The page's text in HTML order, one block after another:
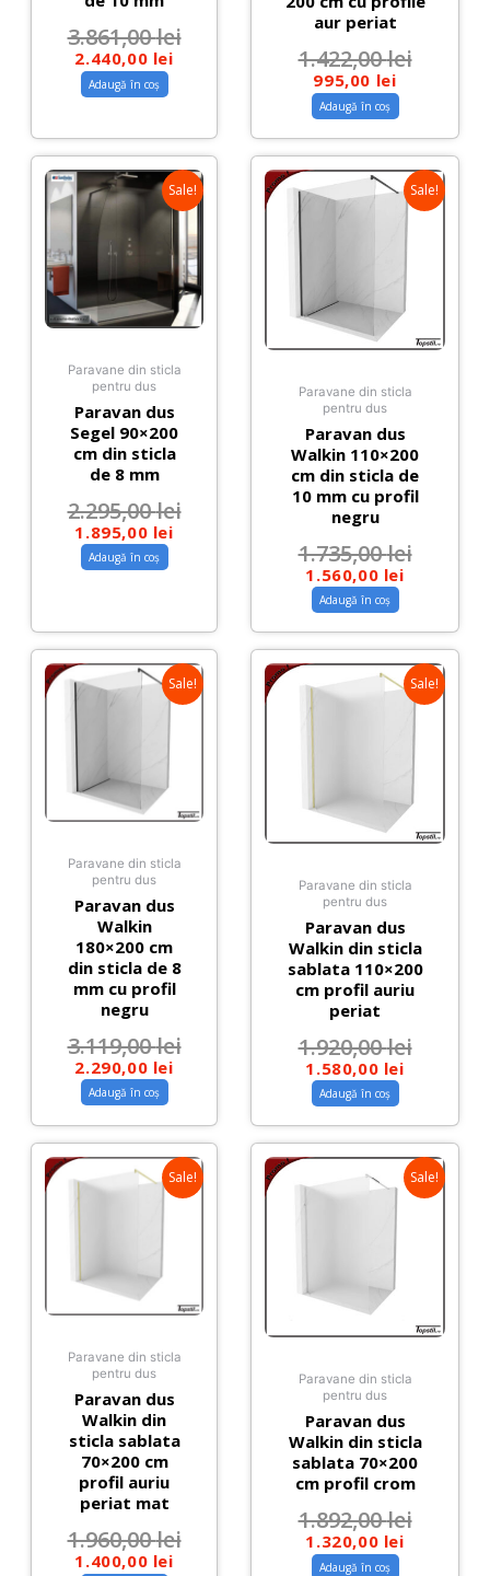
3.861,00lei
2.440,00 lei
Adaugă în coș
aur periat
1.422,00lei
995,00 lei
Adaugă în coș
Sale!
Paravane din sticla
pentru dus
Paravan dus
Segel 90×200
cm din sticla
de 8 mm
2.295,00lei
1.895,00 lei
Adaugă în coș
Sale!
Paravane din sticla
pentru dus
Paravan dus
Walkin 110×200
cm din sticla de
10 mm cu profil
negru
1.735,00lei
1.560,00 lei
Adaugă în coș
Sale!
Paravane din sticla
pentru dus
Paravan dus
Walkin
180×200 cm
din sticla de 8
mm cu profil
negru
3.119,00lei
2.290,00 lei
Adaugă în coș
Sale!
Paravane din sticla
pentru dus
Paravan dus
Walkin din sticla
sablata 110×200
cm profil auriu
periat
1.920,00lei
1.580,00 lei
Adaugă în coș
Sale!
Paravane din sticla
pentru dus
Paravan dus
Walkin din
sticla sablata
70×200 cm
profil auriu
periat mat
1.960,00lei
1.400,00 lei
Sale!
Paravane din sticla
pentru dus
Paravan dus
Walkin din sticla
sablata 70×200
cm profil crom
1.892,00lei
1.320,00 lei
Adaugă în coș